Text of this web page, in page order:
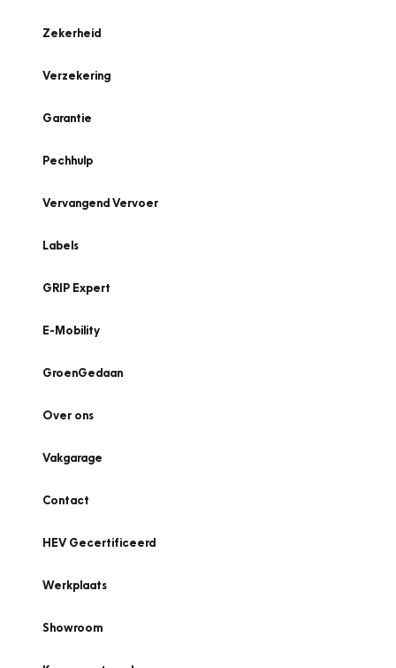
Zekerheid
Verzekering
Garantie
Pechhulp
Vervangend Vervoer
Labels
GRIP Expert
E-Mobility
GroenGedaan
Over ons
Vakgarage
Contact
HEV Gecertificeerd
Werkplaats
Showroom